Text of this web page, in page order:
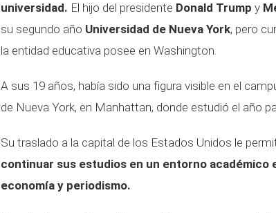
universidad. El hijo del presidente Donald Trump y
su segundo año Universidad de Nueva York, pero
la entidad educativa posee en Washington.
A sus 19 años, había sido una figura visible en el
de Nueva York, en Manhattan, donde estudió el año
Su traslado a la capital de los Estados Unidos le
continuar sus estudios en un entorno
economía y periodismo.